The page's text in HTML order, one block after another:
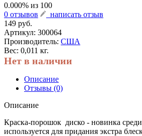
0.000% из 100
0 отзывов
написать отзыв
149 руб.
Артикул: 300064
Производитель: США
Вес: 0,011 кг.
Нет в наличии
Описание
Отзывы (0)
Описание
Краска-порошок диско - новинка
используется для придания экстра